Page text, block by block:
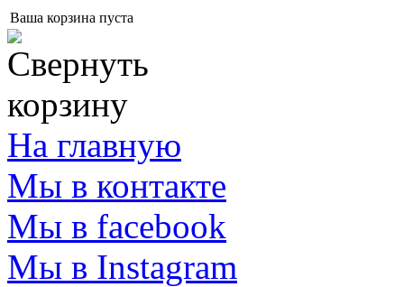
Ваша корзина пуста
На главную
Мы в контакте
Мы в facebook
Мы в Instagram